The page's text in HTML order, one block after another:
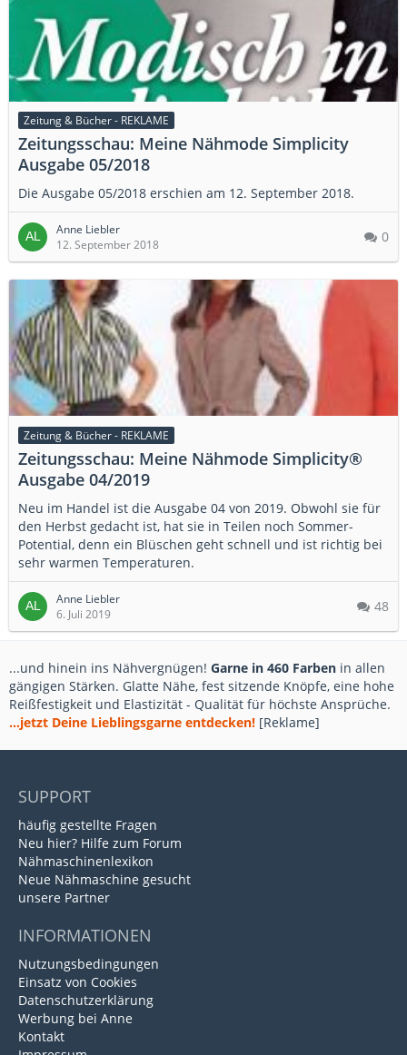
Zeitung & Bücher - REKLAME
Zeitungsschau: Meine Nähmode Simplicity
Ausgabe 05/2018
Die Ausgabe 05/2018 erschien am 12. September 2018.
Anne Liebler
12. September 2018
0
Zeitung & Bücher - REKLAME
Zeitungsschau: Meine Nähmode Simplicity®
Ausgabe 04/2019
Neu im Handel ist die Ausgabe 04 von 2019. Obwohl sie für
den Herbst gedacht ist, hat sie in Teilen noch Sommer-
Potential, denn ein Blüschen geht schnell und ist richtig bei
sehr warmen Temperaturen.
Anne Liebler
6. Juli 2019
48
...und hinein ins Nähvergnügen! Garne in 460 Farben in allen
gängigen Stärken. Glatte Nähe, fest sitzende Knöpfe, eine hohe
Reißfestigkeit und Elastizität - Qualität für höchste Ansprüche.
...jetzt Deine Lieblingsgarne entdecken! [Reklame]
SUPPORT
häufig gestellte Fragen
Neu hier? Hilfe zum Forum
Nähmaschinenlexikon
Neue Nähmaschine gesucht
unsere Partner
INFORMATIONEN
Nutzungsbedingungen
Einsatz von Cookies
Datenschutzerklärung
Werbung bei Anne
Kontakt